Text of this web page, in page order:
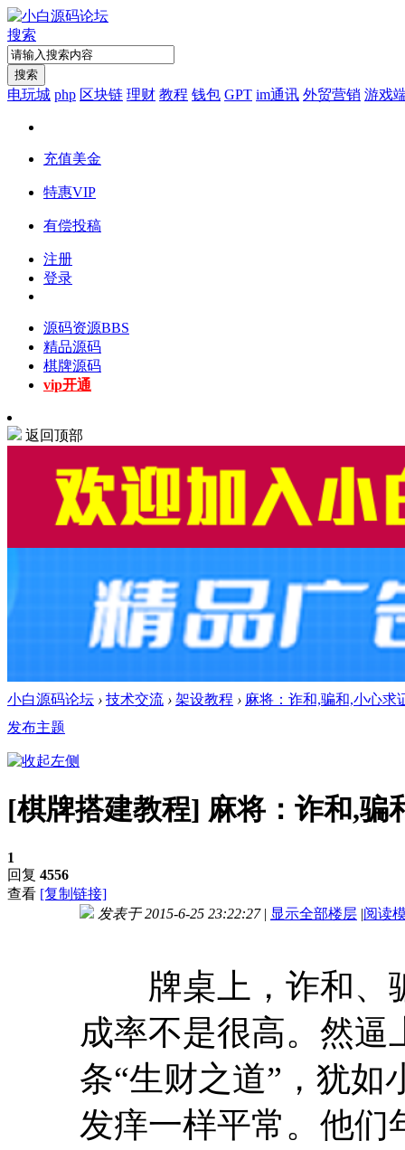
搜索
搜索
电玩城 php 区块链 理财 教程 钱包 GPT im通讯 外贸营销 游戏
充值美金
特惠VIP
有偿投稿
注册
登录
源码资源BBS
精品源码
棋牌源码
vip开通
返回顶部
小白源码论坛 › 技术交流 › 架设教程 › 麻将：诈和,骗和,小心求
发布主题
[棋牌搭建教程] 麻将：诈和,骗
1
回复 4556
查看 [复制链接]
发表于 2015-6-25 23:22:27 | 显示全部楼层 |阅读
牌桌上，诈和、
成率不是很高。然逼
条“生财之道”，犹如
发痒一样平常。他们